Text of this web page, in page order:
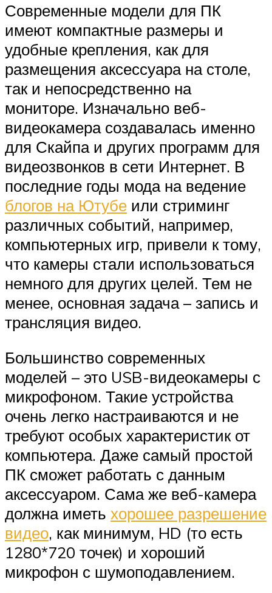
Современные модели для ПК
имеют компактные размеры и
удобные крепления, как для
размещения аксессуара на столе,
так и непосредственно на
мониторе. Изначально веб-
видеокамера создавалась именно
для Скайпа и других программ для
видеозвонков в сети Интернет. В
последние годы мода на ведение
блогов на Ютубе или стриминг
различных событий, например,
компьютерных игр, привели к тому,
что камеры стали использоваться
немного для других целей. Тем не
менее, основная задача – запись и
трансляция видео.
Большинство современных
моделей – это USB-видеокамеры с
микрофоном. Такие устройства
очень легко настраиваются и не
требуют особых характеристик от
компьютера. Даже самый простой
ПК сможет работать с данным
аксессуаром. Сама же веб-камера
должна иметь хорошее разрешение
видео, как минимум, HD (то есть
1280*720 точек) и хороший
микрофон с шумоподавлением.